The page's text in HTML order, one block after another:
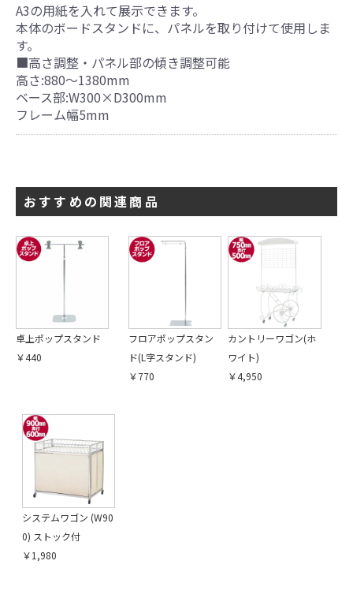
A3の用紙を入れて展示できます。
本体のボードスタンドに、パネルを取り付けて使用しま
す。
■高さ調整・パネル部の傾き調整可能
高さ:880～1380mm
ベース部:W300×D300mm
フレーム幅5mm
おすすめの関連商品
卓上ポップスタンド
￥440
フロアポップスタン
ド(L字スタンド)
￥770
カントリーワゴン(ホ
ワイト)
￥4,950
システムワゴン (W90
0) ストック付
￥1,980